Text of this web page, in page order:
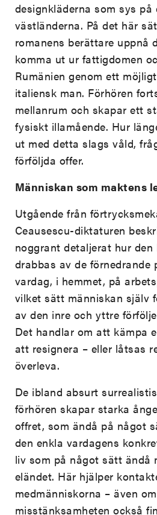
designkläderna som sys på
västländerna. På det här
romanens berättare uppnå
komma ut ur fattigdomen
Rumänien genom ett
italiensk man. Förhören
mellanrum och skapar ett
fysiskt illamående. Hur
ut med detta slags våld,
förföljda offer.
Människan som maktens
Utgående från
Ceausescu-diktaturen
noggrant detaljerat hur
drabbas av de förnedrande
vardag, i hemmet, på
vilket sätt människan själv
av den inre och yttre
Det handlar om att kämpa
att resignera – eller låtsas
överleva.
De ibland absurt
förhören skapar starka
offret, som ändå på något
den enkla vardagens
liv som på något sätt ändå
eländet. Här hjälper
medmänniskorna – även om
misstänksamheten också